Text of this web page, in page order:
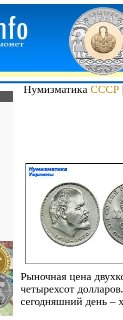
Нумизматика СССР
Рыночная цена
четырехсот
сегодняшний день –